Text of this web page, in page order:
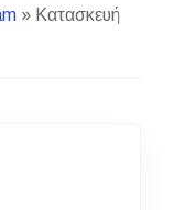
» Κατασκευή